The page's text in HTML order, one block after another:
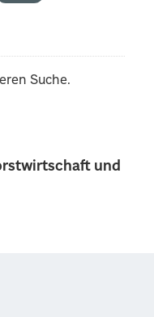
und
Suche.